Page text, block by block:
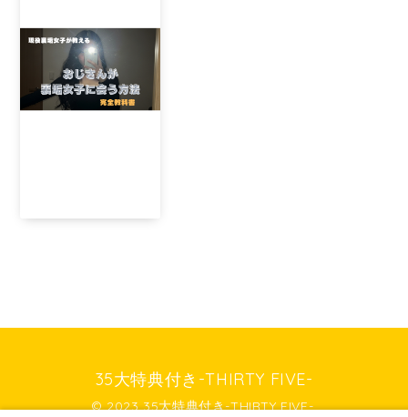
35大特典付き-THIRTY FIVE-
© 2023 35大特典付き-THIRTY FIVE-.